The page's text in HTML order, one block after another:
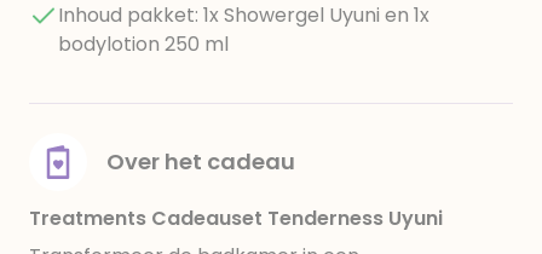
Inhoud pakket: 1x Showergel Uyuni en 1x
bodylotion 250 ml
Over het cadeau
Treatments Cadeauset Tenderness Uyuni